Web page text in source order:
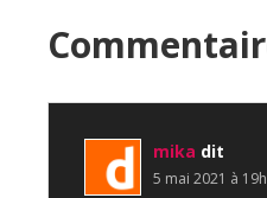
du
lecteur
mika dit
5 mai 2021 à